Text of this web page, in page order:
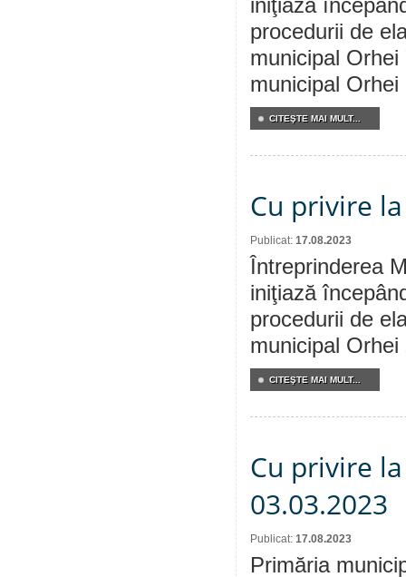
iniţiază
procedurii de
municipal Orhei
municipal Orhei
CITEŞTE MAI MULT...
Cu privire
Publicat: 17.08.2023
Întreprinderea
iniţiază
procedurii de
municipal Orhei
CITEŞTE MAI MULT...
Cu privire
03.03.2023
Publicat: 17.08.2023
Primăria